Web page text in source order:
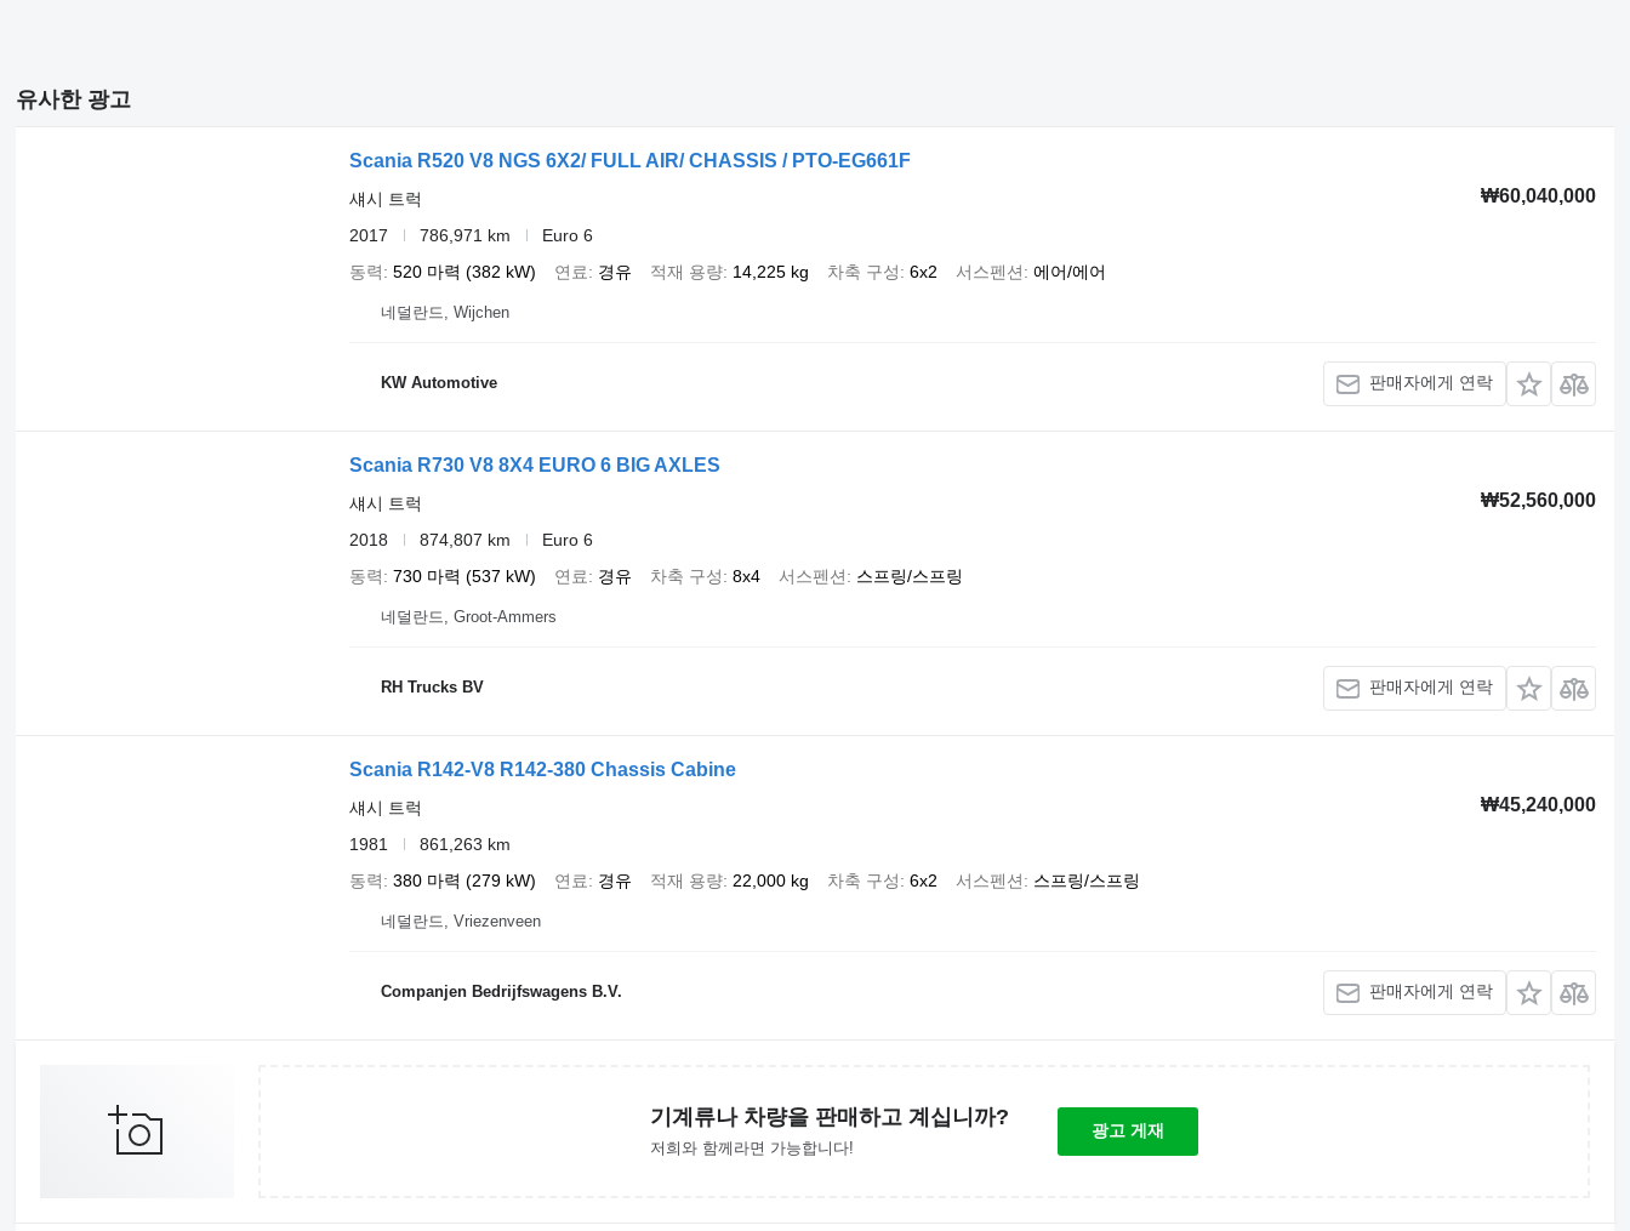
유사한 광고
Scania R520 V8 NGS 6X2/ FULL AIR/ CHASSIS / PTO-EG661F
₩60,040,000
섀시 트럭
2017
786,971 km
Euro 6
동력
520 마력 (382 kW) 연료 경유 적재 용량 14,225 kg 차축 구성 6x2 서스펜션 에어/에어
네덜란드, Wijchen
KW Automotive 판매자에게 연락
Scania R730 V8 8X4 EURO 6 BIG AXLES
₩52,560,000
섀시 트럭
2018
874,807 km
Euro 6
동력
730 마력 (537 kW) 연료 경유 차축 구성 8x4 서스펜션 스프링/스프링
네덜란드, Groot-Ammers
RH Trucks BV 판매자에게 연락
Scania R142-V8 R142-380 Chassis Cabine
₩45,240,000
섀시 트럭
1981
861,263 km
동력
380 마력 (279 kW) 연료 경유 적재 용량 22,000 kg 차축 구성 6x2 서스펜션 스프링/스프링
네덜란드, Vriezenveen
Companjen Bedrijfswagens B.V. 판매자에게 연락
기계류나 차량을 판매하고 계십니까?
저희와 함께라면 가능합니다!
광고 게재